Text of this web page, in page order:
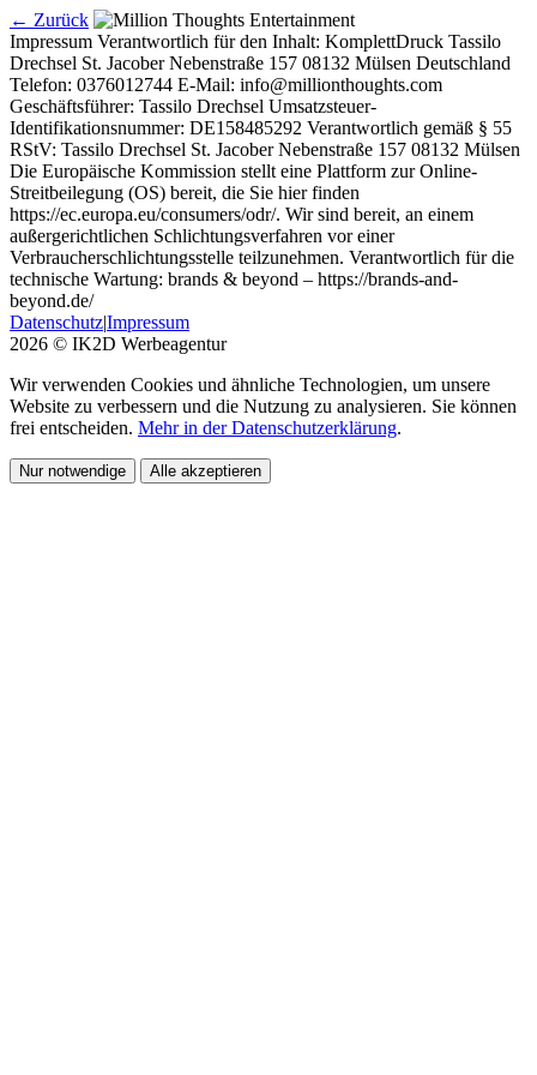
← Zurück
Impressum Verantwortlich für den Inhalt: KomplettDruck Tassilo
Drechsel St. Jacober Nebenstraße 157 08132 Mülsen Deutschland
Telefon: 0376012744 E-Mail: info@millionthoughts.com
Geschäftsführer: Tassilo Drechsel Umsatzsteuer-
Identifikationsnummer: DE158485292 Verantwortlich gemäß § 55
RStV: Tassilo Drechsel St. Jacober Nebenstraße 157 08132 Mülsen
Die Europäische Kommission stellt eine Plattform zur Online-
Streitbeilegung (OS) bereit, die Sie hier finden
https://ec.europa.eu/consumers/odr/. Wir sind bereit, an einem
außergerichtlichen Schlichtungsverfahren vor einer
Verbraucherschlichtungsstelle teilzunehmen. Verantwortlich für die
technische Wartung: brands & beyond – https://brands-and-
beyond.de/
Datenschutz|Impressum
2026 © IK2D Werbeagentur
Wir verwenden Cookies und ähnliche Technologien, um unsere
Website zu verbessern und die Nutzung zu analysieren. Sie können
frei entscheiden. Mehr in der Datenschutzerklärung.
Nur notwendige Alle akzeptieren